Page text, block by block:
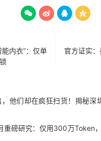
   
能内衣”：仅单
官方证实：
，他们却在疯狂扫货！揭秘深
重磅研究：仅用300万Token